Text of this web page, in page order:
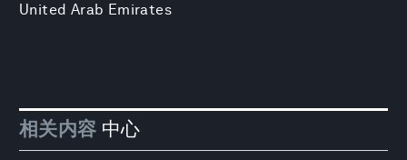
United Arab Emirates
相关内容 中心